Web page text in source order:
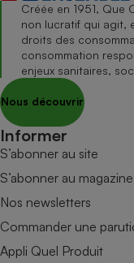
Créée en 1951, Que
non lucratif qui agit,
droits des
consommation
enjeux sanitaires,
Nous découvrir
Informer
S’abonner au site
S’abonner au magazine
Nos newsletters
Commander une
Appli Quel Produit